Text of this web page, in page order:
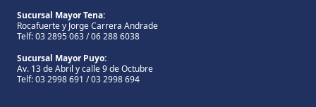
Sucursal Mayor Tena:
Rocafuerte y Jorge Carrera Andrade
Telf: 03 2895 063 / 06 288 6038
Sucursal Mayor Puyo:
Av. 13 de Abril y calle 9 de Octubre
Telf: 03 2998 691 / 03 2998 694